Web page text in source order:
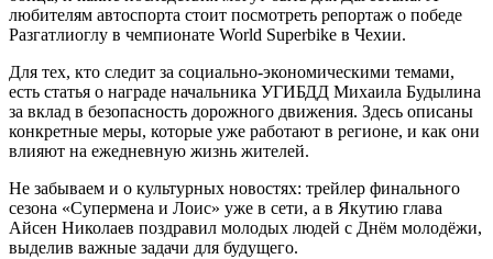
любителям автоспорта стоит посмотреть репортаж о победе
Разгатлиоглу в чемпионате World Superbike в Чехии.
Для тех, кто следит за социально‑экономическими темами,
есть статья о награде начальника УГИБДД Михаила Будылина
за вклад в безопасность дорожного движения. Здесь описаны
конкретные меры, которые уже работают в регионе, и как они
влияют на ежедневную жизнь жителей.
Не забываем и о культурных новостях: трейлер финального
сезона «Супермена и Лоис» уже в сети, а в Якутию глава
Айсен Николаев поздравил молодых людей с Днём молодёжи,
выделив важные задачи для будущего.